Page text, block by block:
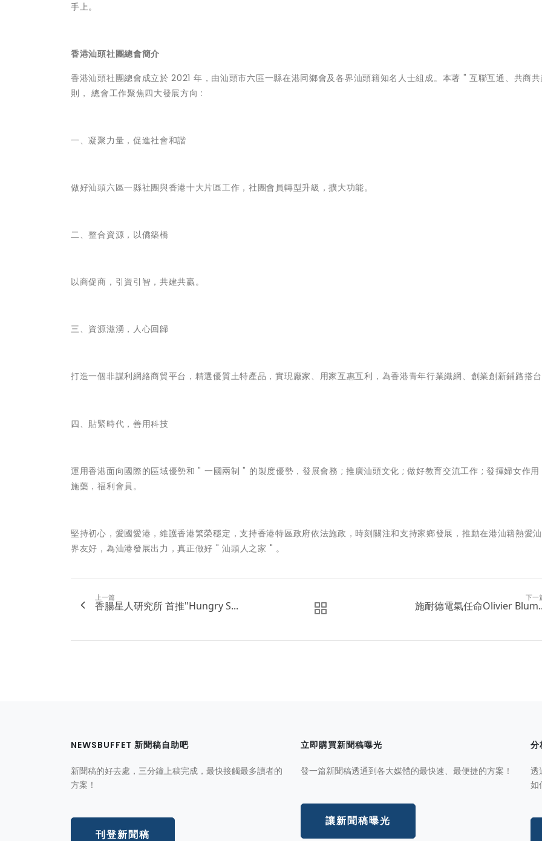
手上。
香港汕頭社團總會簡介
香港汕頭社團總會成立於 2021 年，由汕頭市六區一縣在港同鄉會及各界汕頭籍知名人士組成。本著 " 互聯互通、共商
則， 總會工作聚焦四大發展方向 :
一、凝聚力量，促進社會和諧
做好汕頭六區一縣社團與香港十大片區工作，社團會員轉型升級，擴大功能。
二、整合資源，以僑築橋
以商促商，引資引智，共建共贏。
三、資源滋湧，人心回歸
打造一個非謀利網絡商貿平台，精選優質土特產品，實現廠家、用家互惠互利，為香港青年行業織網、創業創新鋪路搭
四、貼緊時代，善用科技
運用香港面向國際的區域優勢和 " 一國兩制 " 的製度優勢，發展會務 ; 推廣汕頭文化 ; 做好教育交流工作 ; 發揮婦女作
施藥，福利會員。
堅持初心，愛國愛港，維護香港繁榮穩定，支持香港特區政府依法施政，時刻關注和支持家鄉發展，推動在港汕籍熱愛
界友好，為汕港發展出力，真正做好 " 汕頭人之家 " 。
上一篇
香腸星人研究所 首推"Hungry S...
下一
施耐德電氣任命Olivier
NEWSBUFFET 新聞稿自助吧
新聞稿的好去處，三分鐘上稿完成，最快接觸最多讀者的
方案！
刊登新聞稿
立即購買新聞稿曝光
發一篇新聞稿透通到各大媒體的最快速、最便捷的方案！
讓新聞稿曝光
分
透
如